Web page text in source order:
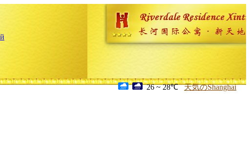
26 ~ 28℃ 天気のShanghai